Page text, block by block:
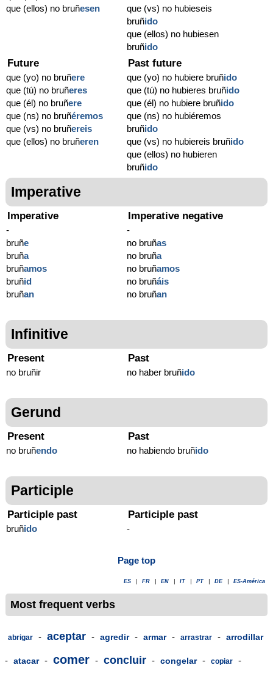
que (ellos) no bruñesen
que (vs) no hubieseis
bruñido
que (ellos) no hubiesen
bruñido
Future
que (yo) no bruñere
que (tú) no bruñeres
que (él) no bruñere
que (ns) no bruñéremos
que (vs) no bruñereis
que (ellos) no bruñeren
Past future
que (yo) no hubiere bruñido
que (tú) no hubieres bruñido
que (él) no hubiere bruñido
que (ns) no hubiéremos
bruñido
que (vs) no hubiereis bruñido
que (ellos) no hubieren
bruñido
Imperative
Imperative
-
bruñe
bruña
bruñamos
bruñid
bruñan
Imperative negative
-
no bruñas
no bruña
no bruñamos
no bruñáis
no bruñan
Infinitive
Present
no bruñir
Past
no haber bruñido
Gerund
Present
no bruñendo
Past
no habiendo bruñido
Participle
Participle past
bruñido
Participle past
-
Page top
ES FR EN IT PT DE ES-América
Most frequent verbs
abrigar - aceptar - agredir - armar - arrastrar - arrodillar
- atacar - comer - concluir - congelar - copiar -